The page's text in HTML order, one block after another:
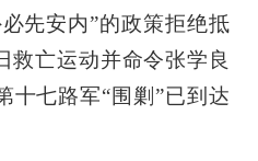
先安内”的政策拒绝抵
救亡运动并命令张学良
十七路军“围剿”已到达